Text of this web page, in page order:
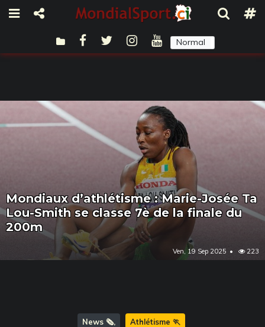
Normal
Mondiaux d’athlétisme : Marie-Josée Ta
Lou-Smith se classe 7è de la finale du
200m
Ven, 19 Sep 2025 223
News 🗞️ Athlétisme 🏃